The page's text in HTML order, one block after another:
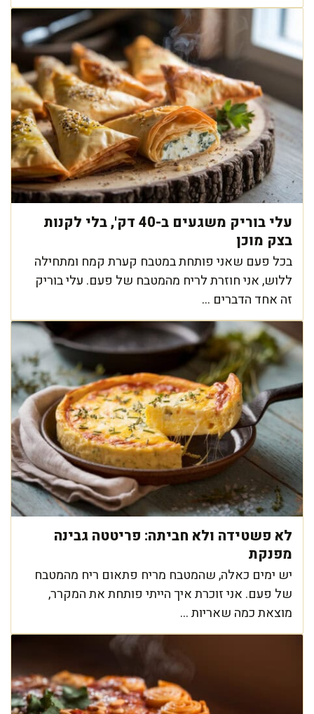
עלי בוריק משגעים ב-40 דק', בלי לקנות
בצק מוכן
בכל פעם שאני פותחת במטבח קערת קמח ומתחילה
ללוש, אני חוזרת לריח מהמטבח של פעם. עלי בוריק
זה אחד הדברים ...
לא פשטידה ולא חביתה: פריטטה גבינה
מפנקת
יש ימים כאלה, שהמטבח מריח פתאום ריח מהמטבח
של פעם. אני זוכרת איך הייתי פותחת את המקרר,
מוצאת כמה שאריות ...